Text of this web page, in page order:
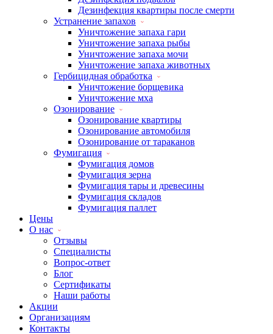
Дезинфекция квартиры после смерти
Устранение запахов
Уничтожение запаха гари
Уничтожение запаха рыбы
Уничтожение запаха мочи
Уничтожение запаха животных
Гербицидная обработка
Уничтожение борщевика
Уничтожение мха
Озонирование
Озонирование квартиры
Озонирование автомобиля
Озонирование от тараканов
Фумигация
Фумигация домов
Фумигация зерна
Фумигация тары и древесины
Фумигация складов
Фумигация паллет
Цены
О нас
Отзывы
Специалисты
Вопрос-ответ
Блог
Сертификаты
Наши работы
Акции
Организациям
Контакты